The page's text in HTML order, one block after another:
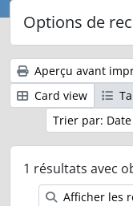
Options de
Aperçu avant
Card view
Trier par:
1 résultats avec
Afficher les